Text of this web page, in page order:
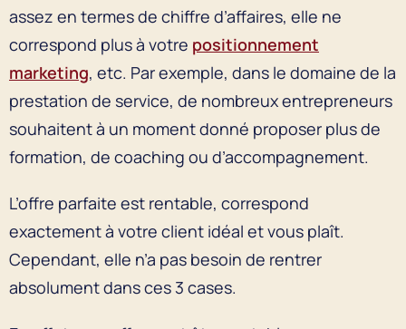
assez en termes de chiffre d’affaires, elle ne
correspond plus à votre positionnement
marketing, etc. Par exemple, dans le domaine de la
prestation de service, de nombreux entrepreneurs
souhaitent à un moment donné proposer plus de
formation, de coaching ou d’accompagnement.
L’offre parfaite est rentable, correspond
exactement à votre client idéal et vous plaît.
Cependant, elle n’a pas besoin de rentrer
absolument dans ces 3 cases.